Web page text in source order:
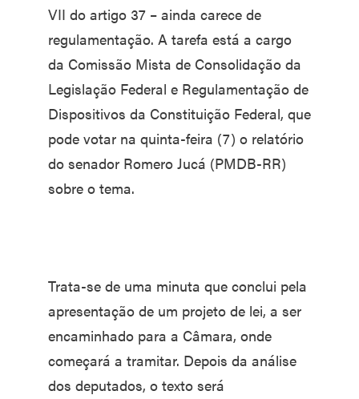
VII do artigo 37 – ainda carece de
regulamentação. A tarefa está a cargo
da Comissão Mista de Consolidação da
Legislação Federal e Regulamentação de
Dispositivos da Constituição Federal, que
pode votar na quinta-feira (7) o relatório
do senador Romero Jucá (PMDB-RR)
sobre o tema.
Trata-se de uma minuta que conclui pela
apresentação de um projeto de lei, a ser
encaminhado para a Câmara, onde
começará a tramitar. Depois da análise
dos deputados, o texto será